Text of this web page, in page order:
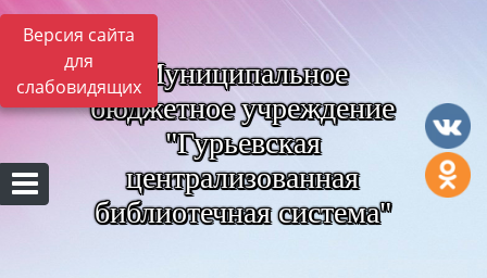
Версия сайта
для
слабовидящих Муниципальное
бюджетное учреждение
"Гурьевская
централизованная
библиотечная система"